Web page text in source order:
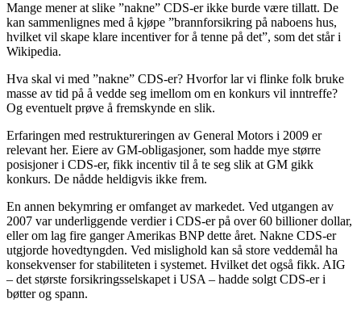
Mange mener at slike ”nakne” CDS-er ikke burde være tillatt. De
kan sammenlignes med å kjøpe ”brannforsikring på naboens hus,
hvilket vil skape klare incentiver for å tenne på det”, som det står i
Wikipedia.
Hva skal vi med ”nakne” CDS-er? Hvorfor lar vi flinke folk bruke
masse av tid på å vedde seg imellom om en konkurs vil inntreffe?
Og eventuelt prøve å fremskynde en slik.
Erfaringen med restruktureringen av General Motors i 2009 er
relevant her. Eiere av GM-obligasjoner, som hadde mye større
posisjoner i CDS-er, fikk incentiv til å te seg slik at GM gikk
konkurs. De nådde heldigvis ikke frem.
En annen bekymring er omfanget av markedet. Ved utgangen av
2007 var underliggende verdier i CDS-er på over 60 billioner dollar,
eller om lag fire ganger Amerikas BNP dette året. Nakne CDS-er
utgjorde hovedtyngden. Ved mislighold kan så store veddemål ha
konsekvenser for stabiliteten i systemet. Hvilket det også fikk. AIG
– det største forsikringsselskapet i USA – hadde solgt CDS-er i
bøtter og spann.